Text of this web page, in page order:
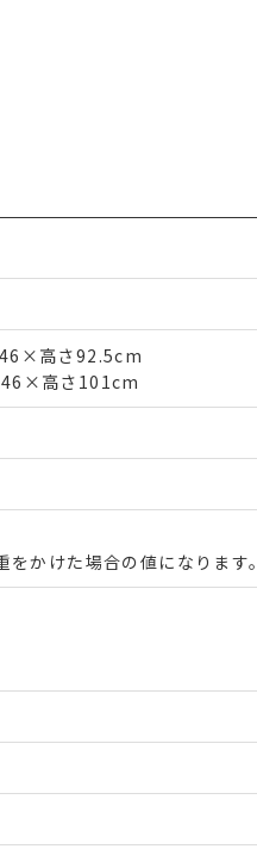
高さ92.5cm
46×高さ101cm
かけた場合の値になります。